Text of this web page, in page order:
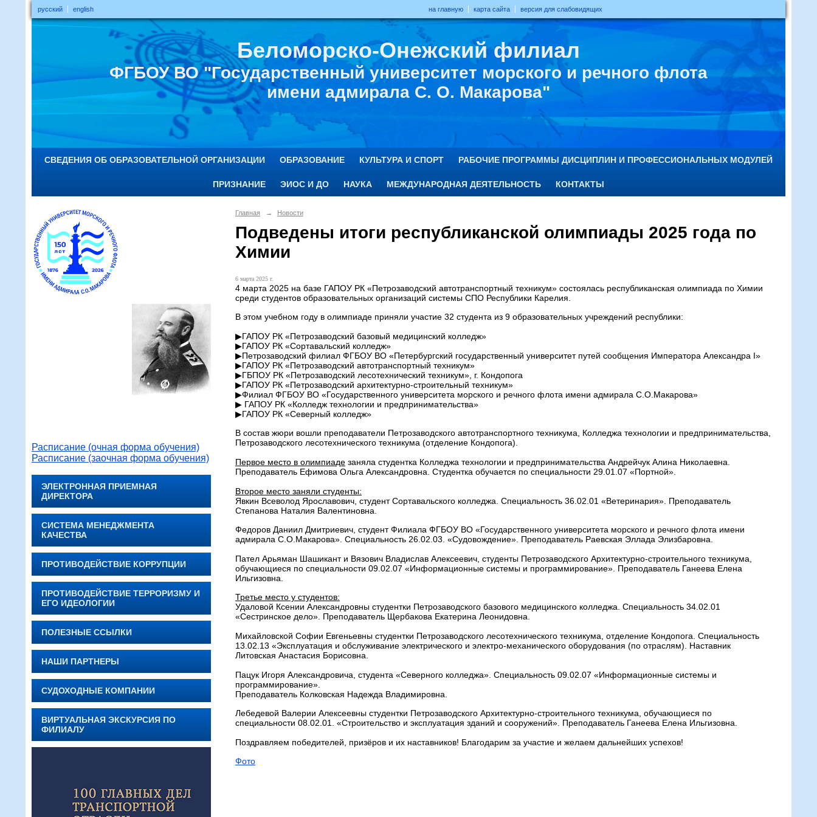
русский english на главную карта сайта версия для слабовидящих
Беломорско-Онежский филиал
ФГБОУ ВО "Государственный университет морского и речного флота
имени адмирала С. О. Макарова"
СВЕДЕНИЯ ОБ ОБРАЗОВАТЕЛЬНОЙ ОРГАНИЗАЦИИ ОБРАЗОВАНИЕ КУЛЬТУРА И СПОРТ РАБОЧИЕ ПРОГРАММЫ ДИСЦИПЛИН И ПРОФЕССИОНАЛЬНЫХ МОДУЛЕЙ
ПРИЗНАНИЕ ЭИОС И ДО НАУКА МЕЖДУНАРОДНАЯ ДЕЯТЕЛЬНОСТЬ КОНТАКТЫ
Расписание (очная форма обучения)
Расписание (заочная форма обучения)
ЭЛЕКТРОННАЯ ПРИЕМНАЯ
ДИРЕКТОРА
СИСТЕМА МЕНЕДЖМЕНТА
КАЧЕСТВА
ПРОТИВОДЕЙСТВИЕ КОРРУПЦИИ
ПРОТИВОДЕЙСТВИЕ ТЕРРОРИЗМУ И
ЕГО ИДЕОЛОГИИ
ПОЛЕЗНЫЕ ССЫЛКИ
НАШИ ПАРТНЕРЫ
СУДОХОДНЫЕ КОМПАНИИ
ВИРТУАЛЬНАЯ ЭКСКУРСИЯ ПО
ФИЛИАЛУ
Главная → Новости
Подведены итоги республиканской олимпиады 2025 года по
Химии
6 марта 2025 г.
4 марта 2025 на базе ГАПОУ РК «Петрозаводский автотранспортный техникум» состоялась республиканская олимпиада по Химии
среди студентов образовательных организаций системы СПО Республики Карелия.
В этом учебном году в олимпиаде приняли участие 32 студента из 9 образовательных учреждений республики:
▶ГАПОУ РК «Петрозаводский базовый медицинский колледж»
▶ГАПОУ РК «Сортавальский колледж»
▶Петрозаводский филиал ФГБОУ ВО «Петербургский государственный университет путей сообщения Императора Александра I»
▶ГАПОУ РК «Петрозаводский автотранспортный техникум»
▶ГБПОУ РК «Петрозаводский лесотехнический техникум», г. Кондопога
▶ГАПОУ РК «Петрозаводский архитектурно-строительный техникум»
▶Филиал ФГБОУ ВО «Государственного университета морского и речного флота имени адмирала С.О.Макарова»
▶ ГАПОУ РК «Колледж технологии и предпринимательства»
▶ГАПОУ РК «Северный колледж»
В состав жюри вошли преподаватели Петрозаводского автотранспортного техникума, Колледжа технологии и предпринимательства,
Петрозаводского лесотехнического техникума (отделение Кондопога).
Первое место в олимпиаде заняла студентка Колледжа технологии и предпринимательства Андрейчук Алина Николаевна.
Преподаватель Ефимова Ольга Александровна. Студентка обучается по специальности 29.01.07 «Портной».
Второе место заняли студенты:
Явкин Всеволод Ярославович, студент Сортавальского колледжа. Специальность 36.02.01 «Ветеринария». Преподаватель
Степанова Наталия Валентиновна.
Федоров Даниил Дмитриевич, студент Филиала ФГБОУ ВО «Государственного университета морского и речного флота имени
адмирала С.О.Макарова». Специальность 26.02.03. «Судовождение». Преподаватель Раевская Эллада Элизбаровна.
Пател Арьяман Шашикант и Вязович Владислав Алексеевич, студенты Петрозаводского Архитектурно-строительного техникума,
обучающиеся по специальности 09.02.07 «Информационные системы и программирование». Преподаватель Ганеева Елена
Ильгизовна.
Третье место у студентов:
Удаловой Ксении Александровны студентки Петрозаводского базового медицинского колледжа. Специальность 34.02.01
«Сестринское дело». Преподаватель Щербакова Екатерина Леонидовна.
Михайловской Софии Евгеньевны студентки Петрозаводского лесотехнического техникума, отделение Кондопога. Специальность
13.02.13 «Эксплуатация и обслуживание электрического и электро-механического оборудования (по отраслям). Наставник
Литовская Анастасия Борисовна.
Пацук Игоря Александровича, студента «Северного колледжа». Специальность 09.02.07 «Информационные системы и
программирование».
Преподаватель Колковская Надежда Владимировна.
Лебедевой Валерии Алексеевны студентки Петрозаводского Архитектурно-строительного техникума, обучающиеся по
специальности 08.02.01. «Строительство и эксплуатация зданий и сооружений». Преподаватель Ганеева Елена Ильгизовна.
Поздравляем победителей, призёров и их наставников! Благодарим за участие и желаем дальнейших успехов!
Фото